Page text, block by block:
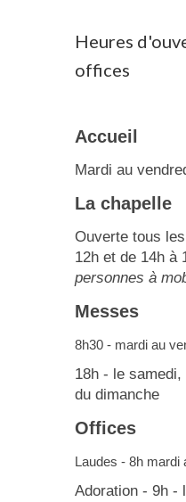
Heures
offices
Accueil
Mardi au
La chapelle
Ouverte tous
12h et de 14h à
personnes à
Messes
8h30 - mardi au
18h - le
du dimanche
Offices
Laudes - 8h mardi
Adoration - 9h -